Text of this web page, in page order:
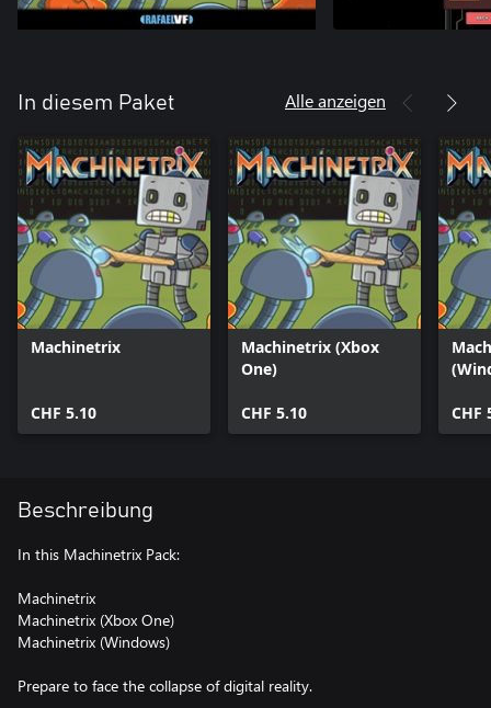
In diesem Paket Alle anzeigen
Machinetrix
CHF 5.10
Machinetrix (Xbox
One)
CHF 5.10 CHF
Beschreibung
In this Machinetrix Pack:
Machinetrix
Machinetrix (Xbox One)
Machinetrix (Windows)
Prepare to face the collapse of digital reality.